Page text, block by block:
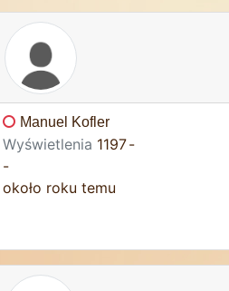
Manuel Kofler
Wyświetlenia 1197
-
około roku temu
-